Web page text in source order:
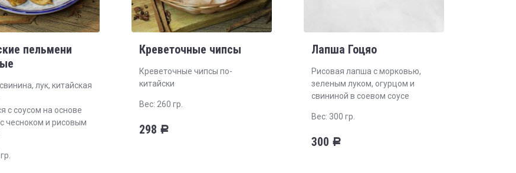
пельмени
лук, китайская
с соусом на основе
чесноком и рисовым
Креветочные чипсы
Креветочные чипсы по-
китайски
Вес: 260 гр.
298 Р
Лапша Гоцяо
Рисовая лапша с морковью,
зеленым луком, огурцом и
свининой в соевом соусе
Вес: 300 гр.
300 Р